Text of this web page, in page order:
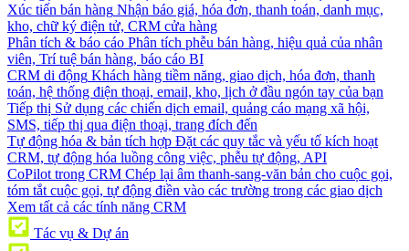
Xúc tiến bán hàng Nhận báo giá, hóa đơn, thanh toán, danh mục,
kho, chữ ký điện tử, CRM cửa hàng
Phân tích & báo cáo Phân tích phễu bán hàng, hiệu quả của nhân
viên, Trí tuệ bán hàng, báo cáo BI
CRM di động Khách hàng tiềm năng, giao dịch, hóa đơn, thanh
toán, hệ thống điện thoại, email, kho, lịch ở đầu ngón tay của bạn
Tiếp thị Sử dụng các chiến dịch email, quảng cáo mạng xã hội,
SMS, tiếp thị qua điện thoại, trang đích đến
Tự động hóa & bản tích hợp Đặt các quy tắc và yếu tố kích hoạt
CRM, tự động hóa luồng công việc, phễu tự động, API
CoPilot trong CRM Chép lại âm thanh-sang-văn bản cho cuộc gọi,
tóm tắt cuộc gọi, tự động điền vào các trường trong các giao dịch
Xem tất cả các tính năng CRM
Tác vụ & Dự án